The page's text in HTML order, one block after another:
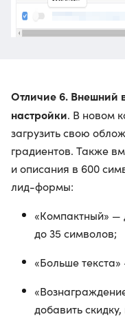
Отличие 6. Внешний
настройки. В новом
загрузить свою
градиентов. Также
и описания в 600
лид-формы:
«Компактный» —
до 35 символов;
«Больше
добавить